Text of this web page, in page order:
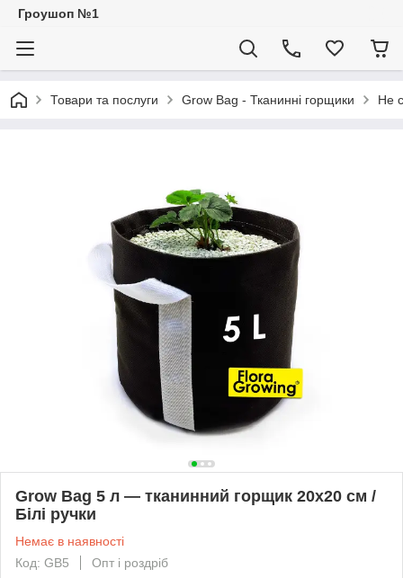
Гроушоп №1
Товари та послуги Grow Bag - Тканинні горщики Не
Grow Bag 5 л — тканинний горщик 20х20 см /
Білі ручки
Немає в наявності
Код: GB5
Опт і роздріб